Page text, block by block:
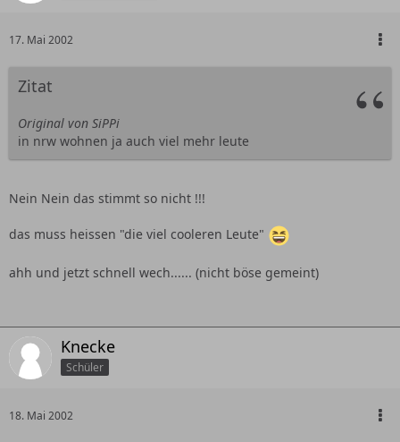
17. Mai 2002
Zitat
Original von SiPPi
in nrw wohnen ja auch viel mehr leute
Nein Nein das stimmt so nicht !!!
das muss heissen "die viel cooleren Leute"
ahh und jetzt schnell wech...... (nicht böse gemeint)
Knecke
Schüler
18. Mai 2002